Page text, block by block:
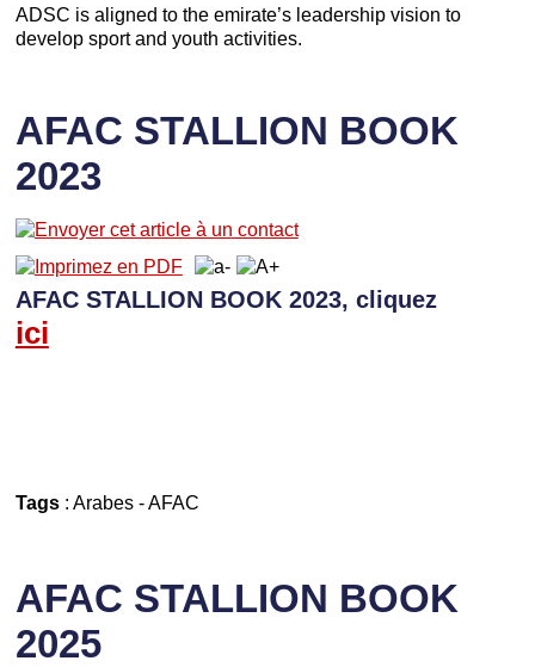
ADSC is aligned to the emirate’s leadership vision to
develop sport and youth activities.
AFAC STALLION BOOK
2023
AFAC STALLION BOOK 2023, cliquez
ici
Tags: Arabes-AFAC
AFAC STALLION BOOK
2025